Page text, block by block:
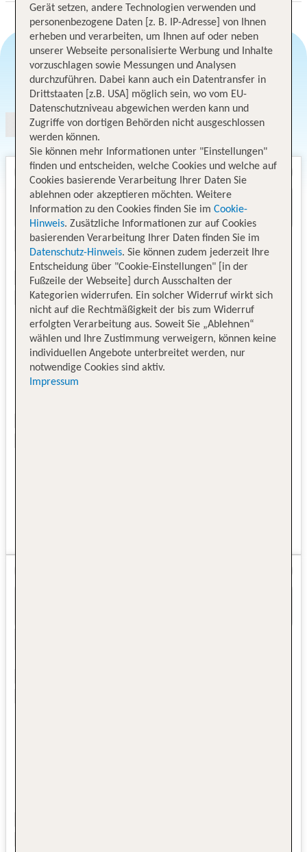
Angebotsauswahl
Gerät setzen, andere Technologien verwenden und
personenbezogene Daten [z. B. IP-Adresse] von Ihnen
erheben und verarbeiten, um Ihnen auf oder neben
unserer Webseite personalisierte Werbung und Inhalte
vorzuschlagen sowie Messungen und Analysen
durchzuführen. Dabei kann auch ein Datentransfer in
Drittstaaten [z.B. USA] möglich sein, wo vom EU-
Datenschutzniveau abgewichen werden kann und
Zugriffe von dortigen Behörden nicht ausgeschlossen
werden können.
Sie können mehr Informationen unter "Einstellungen"
finden und entscheiden, welche Cookies und welche auf
Cookies basierende Verarbeitung Ihrer Daten Sie
ablehnen oder akzeptieren möchten. Weitere
Information zu den Cookies finden Sie im Cookie-
Hinweis. Zusätzliche Informationen zur auf Cookies
basierenden Verarbeitung Ihrer Daten finden Sie im
Datenschutz-Hinweis. Sie können zudem jederzeit Ihre
Entscheidung über "Cookie-Einstellungen" [in der
Fußzeile der Webseite] durch Ausschalten der
Kategorien widerrufen. Ein solcher Widerruf wirkt sich
nicht auf die Rechtmäßigkeit der bis zum Widerruf
erfolgten Verarbeitung aus. Soweit Sie „Ablehnen“
wählen und Ihre Zustimmung verweigern, können keine
individuellen Angebote unterbreitet werden, nur
notwendige Cookies sind aktiv.
Impressum